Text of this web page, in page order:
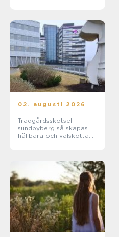
02. augusti 2026
Trädgårdsskötsel
sundbyberg så skapas
hållbara och välskötta